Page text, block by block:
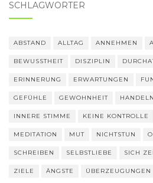
SCHLAGWÖRTER
ABSTAND ALLTAG ANNEHMEN
BEWUSSTHEIT DISZIPLIN
ERINNERUNG ERWARTUNGEN
GEFÜHLE GEWOHNHEIT HANDELN
INNERE STIMME KEINE KONTROLLE
MEDITATION MUT NICHTSTUN
SCHREIBEN SELBSTLIEBE SICH
ZIELE ÄNGSTE ÜBERZEUGUNGEN